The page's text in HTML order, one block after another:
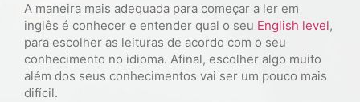
A maneira mais adequada para começar a ler em
inglês é conhecer e entender qual o seu English level,
para escolher as leituras de acordo com o seu
conhecimento no idioma. Afinal, escolher algo muito
além dos seus conhecimentos vai ser um pouco mais
difícil.